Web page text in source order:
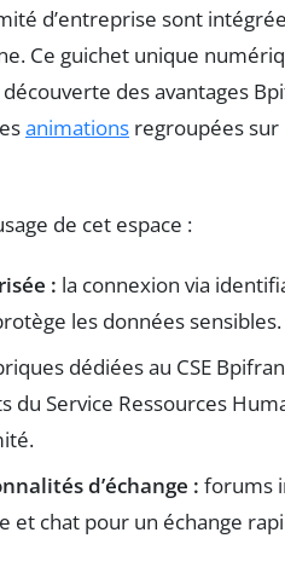
d’entreprise sont
Ce guichet unique
des avantages
animations regroupées
de cet espace :
: la connexion via
les données sensibles.
dédiées au CSE
du Service Ressources
d’échange : forums
et chat pour un échange